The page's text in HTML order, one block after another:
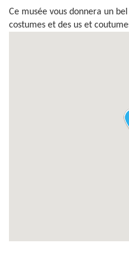
Ce musée vous donnera un
costumes et des us et